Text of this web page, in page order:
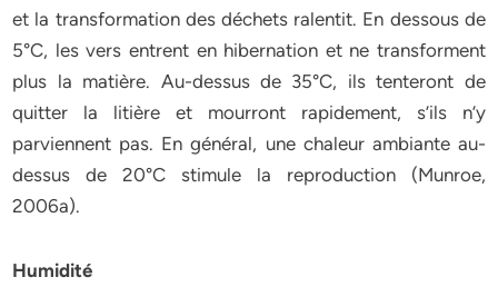
et la transformation des déchets ralentit. En dessous de
5°C, les vers entrent en hibernation et ne transforment
plus la matière. Au-dessus de 35°C, ils tenteront de
quitter la litière et mourront rapidement, s’ils n’y
parviennent pas. En général, une chaleur ambiante au-
dessus de 20°C stimule la reproduction (Munroe,
2006a).
Humidité